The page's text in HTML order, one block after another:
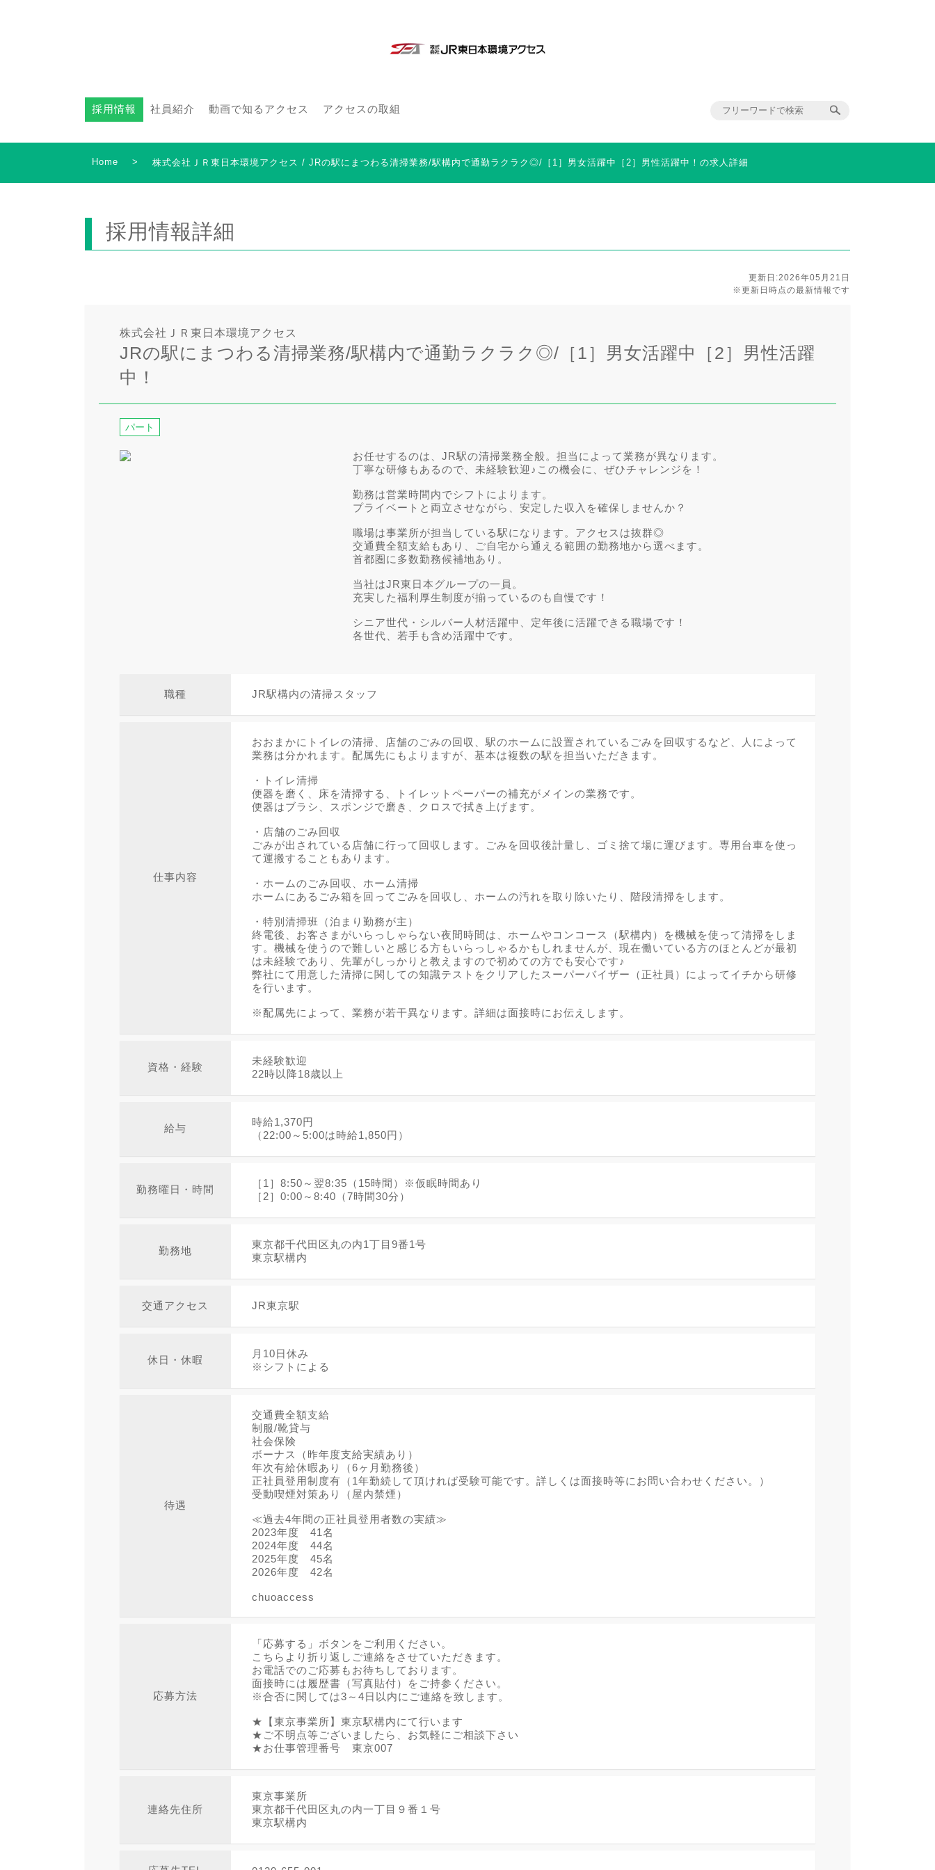
採用情報 社員紹介 動画で知るアクセス アクセスの取組
Home > 株式会社ＪＲ東日本環境アクセス / JRの駅にまつわる清掃業務/駅構内で通勤ラクラク◎/［1］男女活躍中［2］男性活躍中！の求人詳細
採用情報詳細
更新日:2026年05月21日
※更新日時点の最新情報です
株式会社ＪＲ東日本環境アクセス
JRの駅にまつわる清掃業務/駅構内で通勤ラクラク◎/［1］男女活躍中［2］男性活躍
中！
パート
お任せするのは、JR駅の清掃業務全般。担当によって業務が異なります。
丁寧な研修もあるので、未経験歓迎♪この機会に、ぜひチャレンジを！
勤務は営業時間内でシフトによります。
プライベートと両立させながら、安定した収入を確保しませんか？
職場は事業所が担当している駅になります。アクセスは抜群◎
交通費全額支給もあり、ご自宅から通える範囲の勤務地から選べます。
首都圏に多数勤務候補地あり。
当社はJR東日本グループの一員。
充実した福利厚生制度が揃っているのも自慢です！
シニア世代・シルバー人材活躍中、定年後に活躍できる職場です！
各世代、若手も含め活躍中です。
職種 JR駅構内の清掃スタッフ
仕事内容
おおまかにトイレの清掃、店舗のごみの回収、駅のホームに設置されているごみを回収するなど、人によって
業務は分かれます。配属先にもよりますが、基本は複数の駅を担当いただきます。
・トイレ清掃
便器を磨く、床を清掃する、トイレットペーパーの補充がメインの業務です。
便器はブラシ、スポンジで磨き、クロスで拭き上げます。
・店舗のごみ回収
ごみが出されている店舗に行って回収します。ごみを回収後計量し、ゴミ捨て場に運びます。専用台車を使っ
て運搬することもあります。
・ホームのごみ回収、ホーム清掃
ホームにあるごみ箱を回ってごみを回収し、ホームの汚れを取り除いたり、階段清掃をします。
・特別清掃班（泊まり勤務が主）
終電後、お客さまがいらっしゃらない夜間時間は、ホームやコンコース（駅構内）を機械を使って清掃をしま
す。機械を使うので難しいと感じる方もいらっしゃるかもしれませんが、現在働いている方のほとんどが最初
は未経験であり、先輩がしっかりと教えますので初めての方でも安心です♪
弊社にて用意した清掃に関しての知識テストをクリアしたスーパーバイザー（正社員）によってイチから研修
を行います。
※配属先によって、業務が若干異なります。詳細は面接時にお伝えします。
資格・経験
未経験歓迎
22時以降18歳以上
給与
時給1,370円
（22:00～5:00は時給1,850円）
勤務曜日・時間
［1］8:50～翌8:35（15時間）※仮眠時間あり
［2］0:00～8:40（7時間30分）
勤務地
東京都千代田区丸の内1丁目9番1号
東京駅構内
交通アクセス JR東京駅
休日・休暇
月10日休み
※シフトによる
待遇
交通費全額支給
制服/靴貸与
社会保険
ボーナス（昨年度支給実績あり）
年次有給休暇あり（6ヶ月勤務後）
正社員登用制度有（1年勤続して頂ければ受験可能です。詳しくは面接時等にお問い合わせください。）
受動喫煙対策あり（屋内禁煙）
≪過去4年間の正社員登用者数の実績≫
2023年度 41名
2024年度 44名
2025年度 45名
2026年度 42名
chuoaccess
応募方法
「応募する」ボタンをご利用ください。
こちらより折り返しご連絡をさせていただきます。
お電話でのご応募もお待ちしております。
面接時には履歴書（写真貼付）をご持参ください。
※合否に関しては3～4日以内にご連絡を致します。
★【東京事業所】東京駅構内にて行います
★ご不明点等ございましたら、お気軽にご相談下さい
★お仕事管理番号 東京007
連絡先住所
東京事業所
東京都千代田区丸の内一丁目９番１号
東京駅構内